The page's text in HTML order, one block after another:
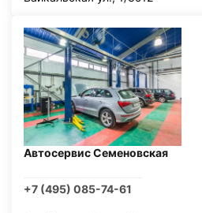
Автосервис Семеновская
+7 (495) 085-74-61